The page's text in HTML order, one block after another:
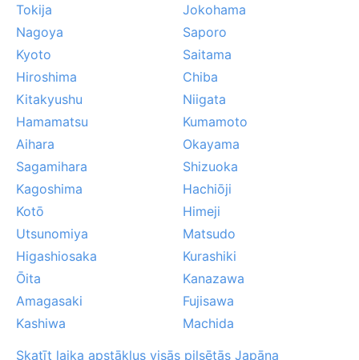
Tokija
Jokohama
Nagoya
Saporo
Kyoto
Saitama
Hiroshima
Chiba
Kitakyushu
Niigata
Hamamatsu
Kumamoto
Aihara
Okayama
Sagamihara
Shizuoka
Kagoshima
Hachiōji
Kotō
Himeji
Utsunomiya
Matsudo
Higashiosaka
Kurashiki
Ōita
Kanazawa
Amagasaki
Fujisawa
Kashiwa
Machida
Skatīt laika apstākļus visās pilsētās Japāna